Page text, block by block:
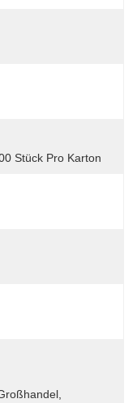
Stück Pro Karton